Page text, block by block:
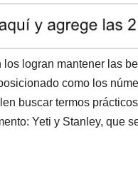
e
a
d
s
los logran mantener las
como los
buscar termos
Yeti y Stanley, que